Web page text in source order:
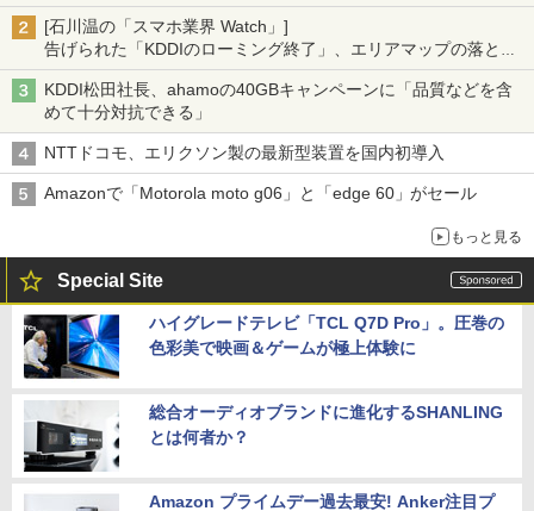
[石川温の「スマホ業界 Watch」]
告げられた「KDDIのローミング終了」、エリアマップの落とし
穴と楽天モバイルの課題
KDDI松田社長、ahamoの40GBキャンペーンに「品質などを含
めて十分対抗できる」
NTTドコモ、エリクソン製の最新型装置を国内初導入
Amazonで「Motorola moto g06」と「edge 60」がセール
もっと見る
Special Site
ハイグレードテレビ「TCL Q7D Pro」。圧巻の
色彩美で映画＆ゲームが極上体験に
総合オーディオブランドに進化するSHANLING
とは何者か？
Amazon プライムデー過去最安! Anker注目プ